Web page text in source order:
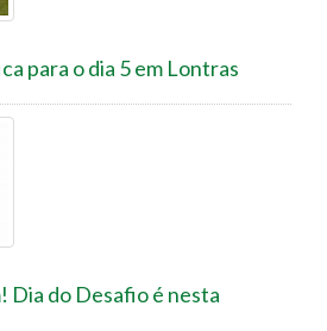
para o dia 5 em Lontras
Dia do Desafio é nesta